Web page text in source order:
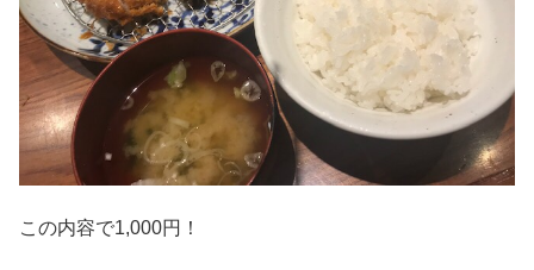
この内容で1,000円！